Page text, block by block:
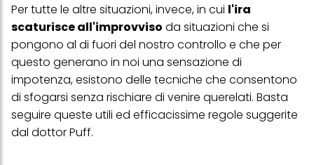
Per tutte le altre situazioni, invece, in cui l'ira
scaturisce all'improvviso da situazioni che si
pongono al di fuori del nostro controllo e che per
questo generano in noi una sensazione di
impotenza, esistono delle tecniche che consentono
di sfogarsi senza rischiare di venire querelati. Basta
seguire queste utili ed efficacissime regole suggerite
dal dottor Puff.